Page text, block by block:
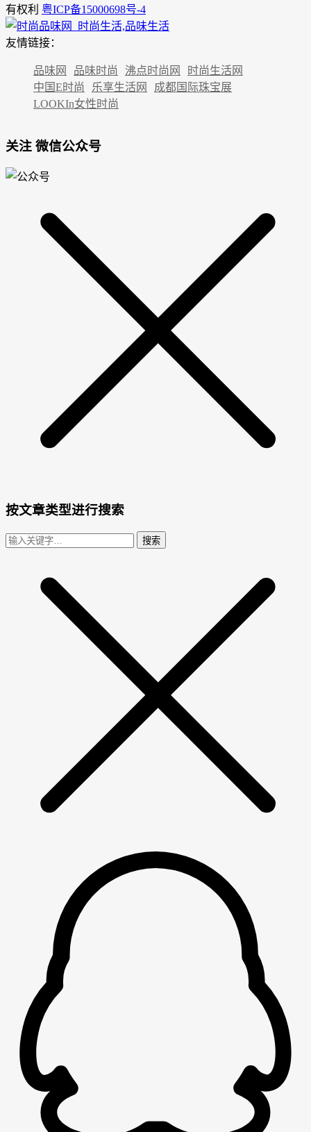
有权利 粤ICP备15000698号-4
友情链接：
品味网 品味时尚 沸点时尚网
时尚生活网
中国E时尚
乐享生活网
成都国际珠宝展
LOOKIn女性时尚
关注 微信公众号
按文章类型进行搜索